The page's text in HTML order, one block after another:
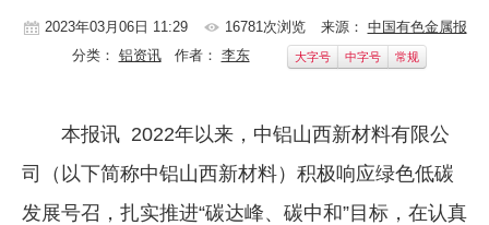
有色市场
党建工作
2023年03月06日 11:29 16781次浏览 来源： 中国有色金属报
分类： 铝资讯作者： 李东 大字号 中字号 常规
本报讯 2022年以来，中铝山西新材料有限公
司（以下简称中铝山西新材料）积极响应绿色低碳
发展号召，扎实推进“碳达峰、碳中和”目标，在认真